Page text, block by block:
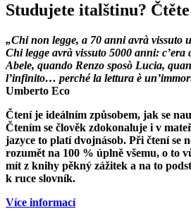
Studujete italštinu?
„Chi non legge, a 70 anni avrà vissuto
Chi legge avrà vissuto 5000 anni: c’era
Abele, quando Renzo sposò Lucia,
l’infinito… perché la lettura è
Umberto Eco
Čtení je ideálním způsobem, jak se
Čtením se člověk zdokonaluje i v
jazyce to platí dvojnásob. Při čtení se
rozumět na 100 % úplně všemu, o to
mít z knihy pěkný zážitek a na to
k ruce slovník.
Více informací